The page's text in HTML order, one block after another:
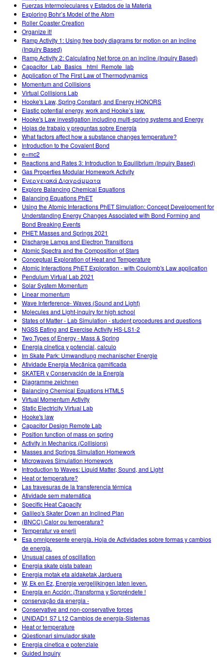
Fuerzas Intermoleculares y Estados de la Materia
Exploring Bohr’s Model of the Atom
Roller Coaster Creation
Organize it!
Ramp Activity 1: Using free body diagrams for motion on an incline
(Inquiry Based)
Ramp Activity 2: Calculating Net force on an incline (Inquiry Based)
Capacitor_Lab_Basics _html_Remote_lab
Application of The First Law of Thermodynamics
Momentum and Collisions
Virtual Collisions Lab
Hooke's Law, Spring Constant, and Energy HONORS
Elastic potential energy, work and Hooke’s law.
Hooke's Law investigation including multi-spring systems and Energy
Hojas de trabajo y preguntas sobre Energía
What factors affect how a substance changes temperature?
Introduction to the Covalent Bond
e=mc2
Reactions and Rates 3: Introduction to Equilibrium (Inquiry Based)
Gas Properties Modular Homework Activity
Ενεργειακά Διαγράμματα
Explore Balancing Chemical Equations
Balancing Equations PhET
Using the Atomic Interactions PhET Simulation: Concept Development for
Understanding Energy Changes Associated with Bond Forming and
Bond Breaking Events
PHET: Masses and Springs 2021
Discharge Lamps and Electron Transitions
Atomic Spectra and the Composition of Stars
Conceptual Exploration of Heat and Temperature
Atomic Interactions PhET Exploration - with Coulomb's Law application
Pendulum Virtual Lab 2021
Solar System Momentum
Linear momentum
Wave Interference- Waves (Sound and Light)
Molecules and Light-inquiry for high school
States of Matter - Lab Simulation - student procedures and questions
NGSS Eating and Exercise Activity HS-LS1-2
Two Types of Energy - Mass & Spring
Energia cinetica y potencial, calculo
Im Skate Park: Umwandlung mechanischer Energie
Atividade Energia Mecânica gamificada
SKATER y Conservación de la Energía
Diagramme zeichnen
Balancing Chemical Equations HTML5
Virtual Momentum Activity
Static Electricity Virtual Lab
Hooke's law
Capacitor Design Remote Lab
Position function of mass on spring
Activity in Mechanics (Collisions)
Masses and Springs Simulation Homework
Microwaves Simulation Homework
Introduction to Waves: Liquid Matter, Sound, and Light
Heat or temperature?
Las travesuras de la transferencia térmica
Atividade sem matemática
Specific Heat Capacity
Galileo's Skater Down an Inclined Plan
(BNCC) Calor ou temperatura?
Temperatur və enerji
Esa omnipresente energía. Hoja de Actividades sobre formas y cambios
de energía.
Unusual cases of oscillation
Energia skate pista batean
Energia motak eta aldaketak Jarduera
W, Ek en Ez, Energie vergelijkingen laten leven.
Energía en Acción: ¡Transforma y Sorpréndete !
conservação da energia -
Conservative and non-conservative forces
UNIDAD1 S7 L12 Cambios de energía-Sistemas
Heat or temperature
Qüestionari simulador skate
Energia cinetica e potenziale
Guided Inquiry